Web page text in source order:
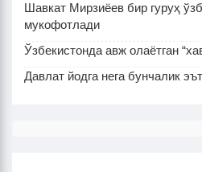
Шавкат Мирзиёев бир гуруҳ
мукофотлади
Ўзбекистонда авж олаётган
Давлат йодга нега бунчалик